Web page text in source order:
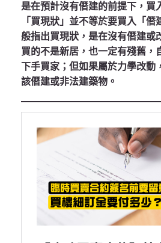
是在預計沒有僭建的前提下，買
「買現狀」並不等於要買入「
般指出買現狀，是在沒有僭建或
買的不是新居，也一定有殘舊，
下手買家；但如果屬於力學改動
該僭建或非法建築物。